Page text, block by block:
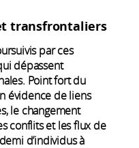
transfrontaliers
par ces
dépassent
Point fort du
évidence de liens
le changement
conflits et les flux de
d’individus à